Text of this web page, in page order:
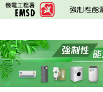
跳
至
要
內
容